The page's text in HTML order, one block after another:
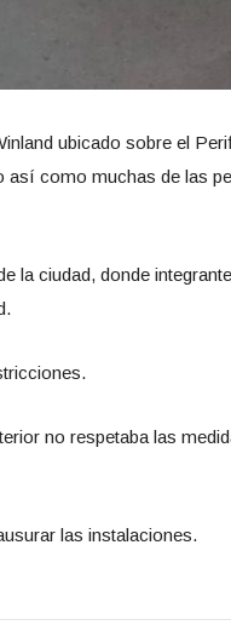
ubicado sobre el
como muchas de las
ciudad, donde
no respetaba las
las instalaciones.